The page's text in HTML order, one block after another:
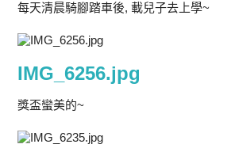
每天清晨騎腳踏車後, 載兒子去上學~
IMG_6256.jpg
獎盃蠻美的~